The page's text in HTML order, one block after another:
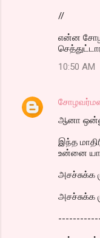
//
என்ன
10:50 AM
ஆனா
இந்த
உன்னை
அசச்சுக்க
அசச்சுக்க